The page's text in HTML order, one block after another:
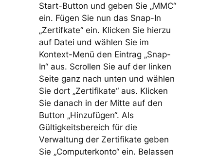
Start-Button und geben Sie „MMC“
ein. Fügen Sie nun das Snap-In
„Zertifkate“ ein. Klicken Sie hierzu
auf Datei und wählen Sie im
Kontext-Menü den Eintrag „Snap-
In“ aus. Scrollen Sie auf der linken
Seite ganz nach unten und wählen
Sie dort „Zertifikate“ aus. Klicken
Sie danach in der Mitte auf den
Button „Hinzufügen“. Als
Gültigkeitsbereich für die
Verwaltung der Zertifikate geben
Sie „Computerkonto“ ein. Belassen